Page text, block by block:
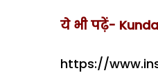
ये भी पढ़ें-
https://